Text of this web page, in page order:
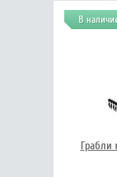
В
Грабли